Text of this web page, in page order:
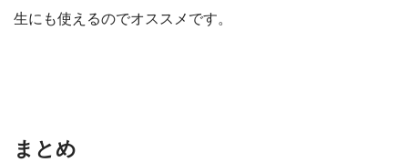
生にも使えるのでオススメです。
まとめ